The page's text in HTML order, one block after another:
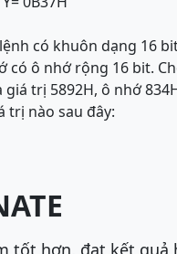
có khuôn dạng 16
ô nhớ rộng 16 bit.
trị 5892H, ô nhớ
trị nào sau đây:
tốt hơn, đạt kết quả